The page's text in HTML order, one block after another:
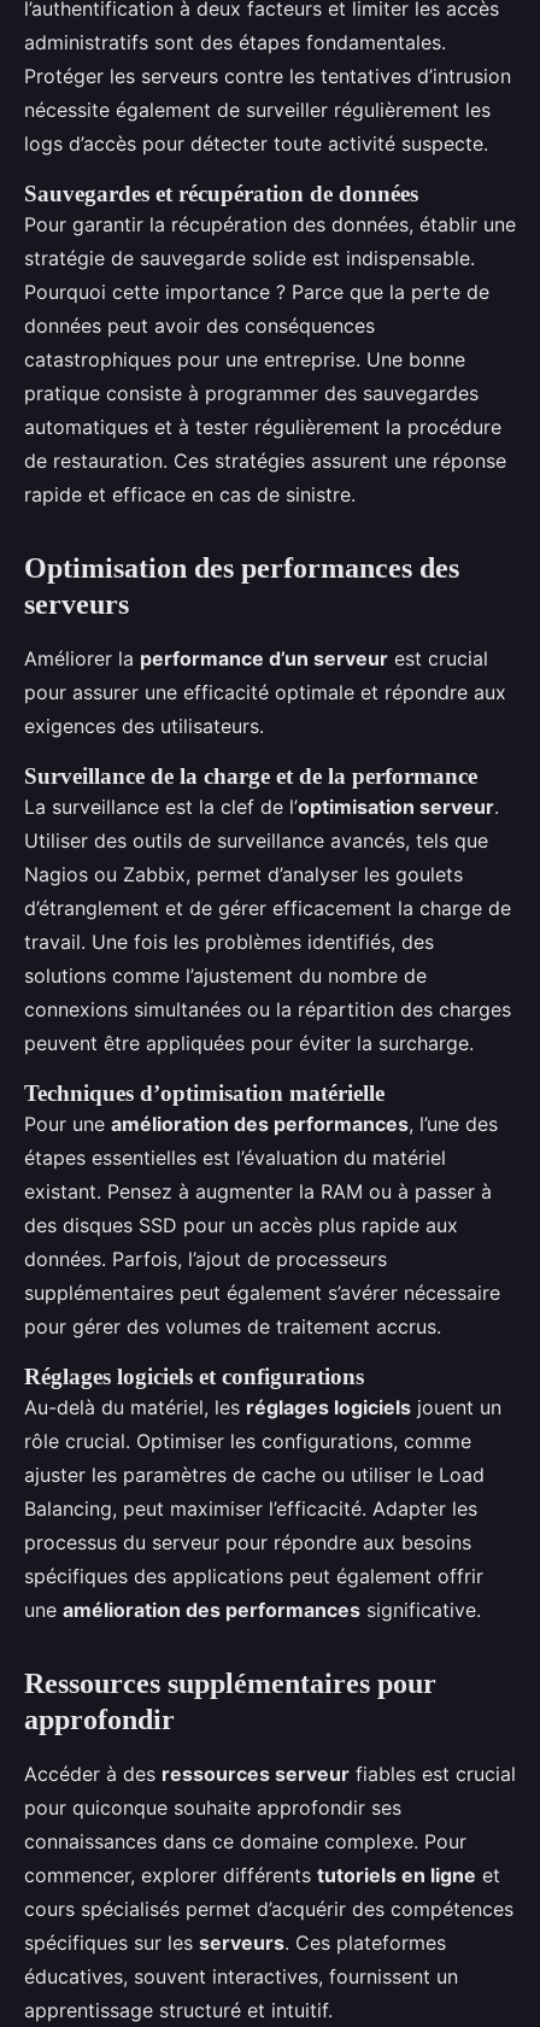
l’authentification à deux facteurs et limiter les accès
administratifs sont des étapes fondamentales.
Protéger les serveurs contre les tentatives d’intrusion
nécessite également de surveiller régulièrement les
logs d’accès pour détecter toute activité suspecte.
Sauvegardes et récupération de données
Pour garantir la récupération des données, établir une
stratégie de sauvegarde solide est indispensable.
Pourquoi cette importance ? Parce que la perte de
données peut avoir des conséquences
catastrophiques pour une entreprise. Une bonne
pratique consiste à programmer des sauvegardes
automatiques et à tester régulièrement la procédure
de restauration. Ces stratégies assurent une réponse
rapide et efficace en cas de sinistre.
Optimisation des performances des
serveurs
Améliorer la performance d’un serveur est crucial
pour assurer une efficacité optimale et répondre aux
exigences des utilisateurs.
Surveillance de la charge et de la performance
La surveillance est la clef de l’optimisation serveur.
Utiliser des outils de surveillance avancés, tels que
Nagios ou Zabbix, permet d’analyser les goulets
d’étranglement et de gérer efficacement la charge de
travail. Une fois les problèmes identifiés, des
solutions comme l’ajustement du nombre de
connexions simultanées ou la répartition des charges
peuvent être appliquées pour éviter la surcharge.
Techniques d’optimisation matérielle
Pour une amélioration des performances, l’une des
étapes essentielles est l’évaluation du matériel
existant. Pensez à augmenter la RAM ou à passer à
des disques SSD pour un accès plus rapide aux
données. Parfois, l’ajout de processeurs
supplémentaires peut également s’avérer nécessaire
pour gérer des volumes de traitement accrus.
Réglages logiciels et configurations
Au-delà du matériel, les réglages logiciels jouent un
rôle crucial. Optimiser les configurations, comme
ajuster les paramètres de cache ou utiliser le Load
Balancing, peut maximiser l’efficacité. Adapter les
processus du serveur pour répondre aux besoins
spécifiques des applications peut également offrir
une amélioration des performances significative.
Ressources supplémentaires pour
approfondir
Accéder à des ressources serveur fiables est crucial
pour quiconque souhaite approfondir ses
connaissances dans ce domaine complexe. Pour
commencer, explorer différents tutoriels en ligne et
cours spécialisés permet d’acquérir des compétences
spécifiques sur les serveurs. Ces plateformes
éducatives, souvent interactives, fournissent un
apprentissage structuré et intuitif.